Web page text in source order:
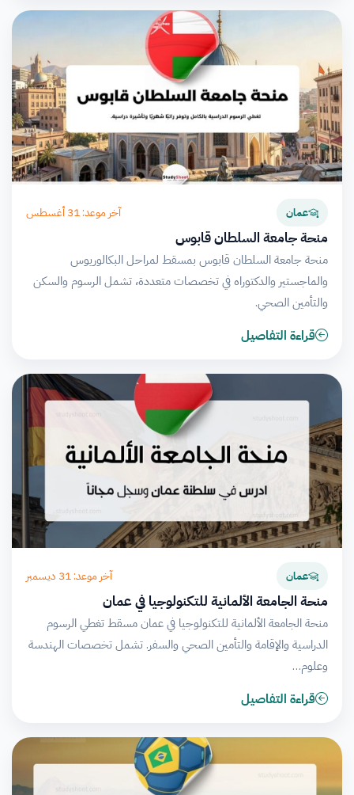
عمان آخر موعد: 31 أغسطس
منحة جامعة السلطان قابوس
منحة جامعة السلطان قابوس بمسقط لمراحل البكالوريوس
والماجستير والدكتوراه في تخصصات متعددة، تشمل الرسوم والسكن
والتأمين الصحي.
قراءة التفاصيل
عمان آخر موعد: 31 ديسمبر
منحة الجامعة الألمانية للتكنولوجيا في عمان
منحة الجامعة الألمانية للتكنولوجيا في عمان مسقط تغطي الرسوم
الدراسية والإقامة والتأمين الصحي والسفر. تشمل تخصصات الهندسة
وعلوم…
قراءة التفاصيل